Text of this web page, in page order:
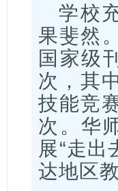
学校
果斐然
国家级
次，其
技能竞
次。华
展“走出
达地区